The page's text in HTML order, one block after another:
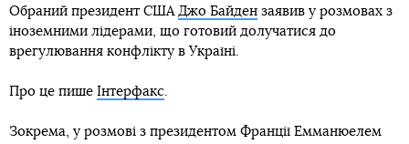
Обраний президент США Джо Байден заявив у розмовах з
іноземними лідерами, що готовий долучатися до
врегулювання конфлікту в Україні.
Про це пише Інтерфакс.
Зокрема, у розмові з президентом Франції Емманюелем